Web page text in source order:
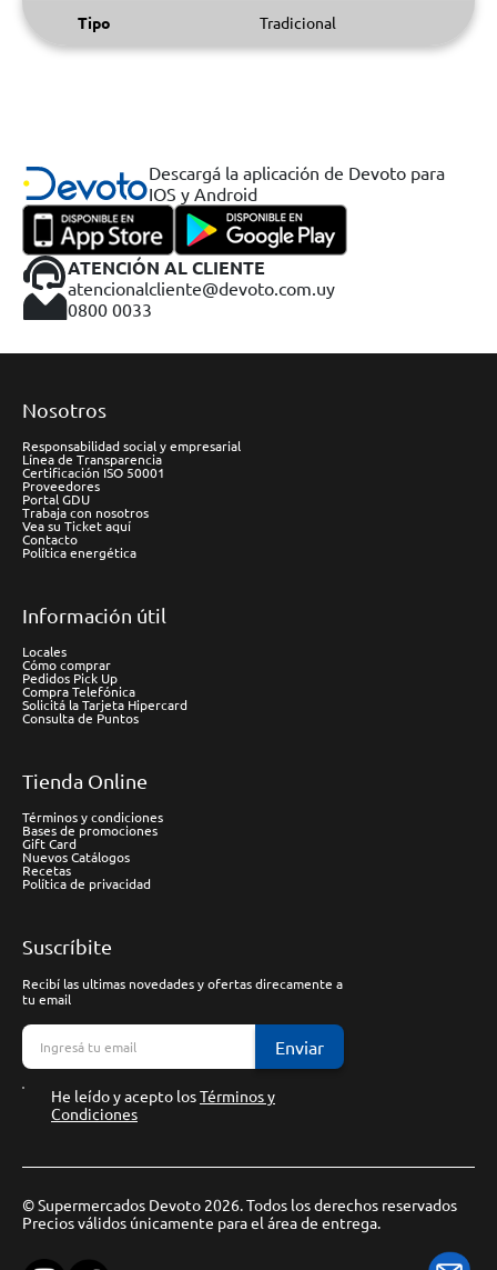
Tipo Tradicional
Descargá la aplicación de Devoto para
IOS y Android
ATENCIÓN AL CLIENTE
atencionalcliente@devoto.com.uy
0800 0033
Nosotros
Responsabilidad social y empresarial
Línea de Transparencia
Certificación ISO 50001
Proveedores
Portal GDU
Trabaja con nosotros
Vea su Ticket aquí
Contacto
Política energética
Información útil
Locales
Cómo comprar
Pedidos Pick Up
Compra Telefónica
Solicitá la Tarjeta Hipercard
Consulta de Puntos
Tienda Online
Términos y condiciones
Bases de promociones
Gift Card
Nuevos Catálogos
Recetas
Política de privacidad
Suscríbite
Recibí las ultimas novedades y ofertas direcamente a
tu email
Enviar
He leído y acepto losTérminos y
Condiciones
© Supermercados Devoto 2026. Todos los derechos reservados
Precios válidos únicamente para el área de entrega.